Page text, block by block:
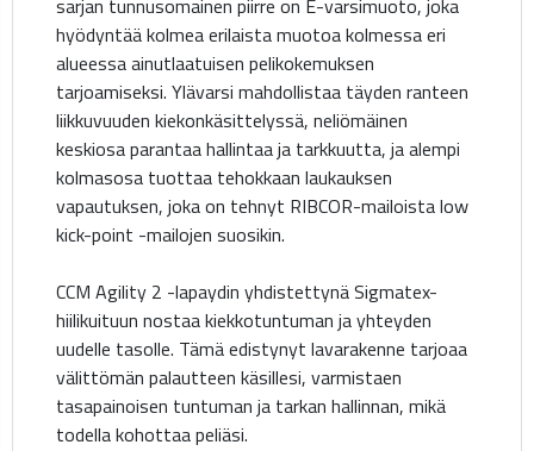
sarjan tunnusomainen piirre on E-varsimuoto, joka
hyödyntää kolmea erilaista muotoa kolmessa eri
alueessa ainutlaatuisen pelikokemuksen
tarjoamiseksi. Ylävarsi mahdollistaa täyden ranteen
liikkuvuuden kiekonkäsittelyssä, neliömäinen
keskiosa parantaa hallintaa ja tarkkuutta, ja alempi
kolmasosa tuottaa tehokkaan laukauksen
vapautuksen, joka on tehnyt RIBCOR-mailoista low
kick-point -mailojen suosikin.
CCM Agility 2 -lapaydin yhdistettynä Sigmatex-
hiilikuituun nostaa kiekkotuntuman ja yhteyden
uudelle tasolle. Tämä edistynyt lavarakenne tarjoaa
välittömän palautteen käsillesi, varmistaen
tasapainoisen tuntuman ja tarkan hallinnan, mikä
todella kohottaa peliäsi.